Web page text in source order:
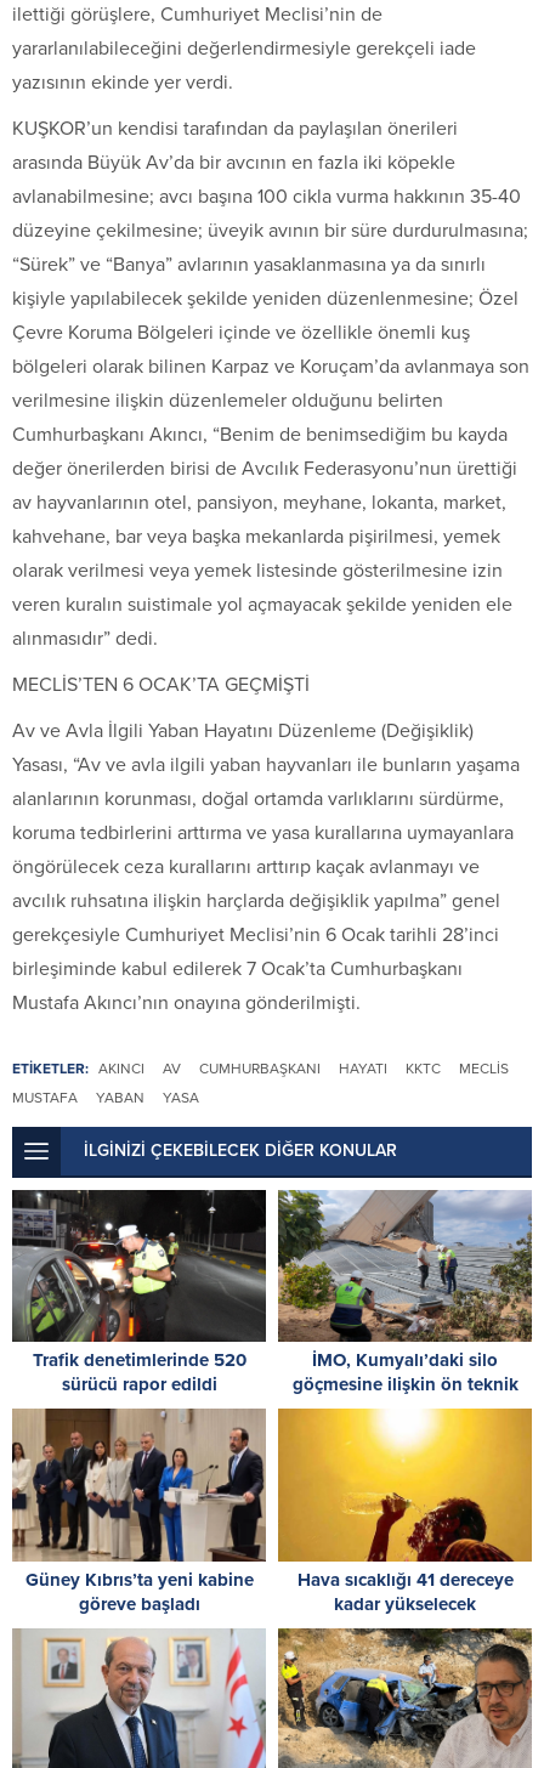
ilettiği görüşlere, Cumhuriyet Meclisi’nin de
yararlanılabileceğini değerlendirmesiyle gerekçeli iade
yazısının ekinde yer verdi.
KUŞKOR’un kendisi tarafından da paylaşılan önerileri
arasında Büyük Av’da bir avcının en fazla iki köpekle
avlanabilmesine; avcı başına 100 cikla vurma hakkının 35-40
düzeyine çekilmesine; üveyik avının bir süre durdurulmasına;
“Sürek” ve “Banya” avlarının yasaklanmasına ya da sınırlı
kişiyle yapılabilecek şekilde yeniden düzenlenmesine; Özel
Çevre Koruma Bölgeleri içinde ve özellikle önemli kuş
bölgeleri olarak bilinen Karpaz ve Koruçam’da avlanmaya son
verilmesine ilişkin düzenlemeler olduğunu belirten
Cumhurbaşkanı Akıncı, “Benim de benimsediğim bu kayda
değer önerilerden birisi de Avcılık Federasyonu’nun ürettiği
av hayvanlarının otel, pansiyon, meyhane, lokanta, market,
kahvehane, bar veya başka mekanlarda pişirilmesi, yemek
olarak verilmesi veya yemek listesinde gösterilmesine izin
veren kuralın suistimale yol açmayacak şekilde yeniden ele
alınmasıdır” dedi.
MECLİS’TEN 6 OCAK’TA GEÇMİŞTİ
Av ve Avla İlgili Yaban Hayatını Düzenleme (Değişiklik)
Yasası, “Av ve avla ilgili yaban hayvanları ile bunların yaşama
alanlarının korunması, doğal ortamda varlıklarını sürdürme,
koruma tedbirlerini arttırma ve yasa kurallarına uymayanlara
öngörülecek ceza kurallarını arttırıp kaçak avlanmayı ve
avcılık ruhsatına ilişkin harçlarda değişiklik yapılma” genel
gerekçesiyle Cumhuriyet Meclisi’nin 6 Ocak tarihli 28’inci
birleşiminde kabul edilerek 7 Ocak’ta Cumhurbaşkanı
Mustafa Akıncı’nın onayına gönderilmişti.
ETİKETLER: AKINCI AV CUMHURBAŞKANI HAYATI KKTC
MECLIS
MUSTAFA
YABAN YASA
İLGİNİZİ ÇEKEBİLECEK DİĞER KONULAR
Trafik denetimlerinde 520
sürücü rapor edildi
İMO, Kumyalı’daki silo
göçmesine ilişkin ön teknik
incelemesini tamamladı
Güney Kıbrıs’ta yeni kabine
göreve başladı
Hava sıcaklığı 41 dereceye
kadar yükselecek